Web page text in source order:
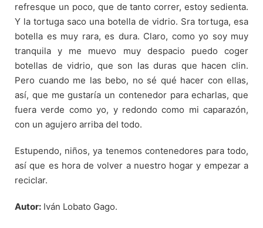
refresque un poco, que de tanto correr, estoy sedienta.
Y la tortuga saco una botella de vidrio. Sra tortuga, esa
botella es muy rara, es dura. Claro, como yo soy muy
tranquila y me muevo muy despacio puedo coger
botellas de vidrio, que son las duras que hacen clin.
Pero cuando me las bebo, no sé qué hacer con ellas,
así, que me gustaría un contenedor para echarlas, que
fuera verde como yo, y redondo como mi caparazón,
con un agujero arriba del todo.
Estupendo, niños, ya tenemos contenedores para todo,
así que es hora de volver a nuestro hogar y empezar a
reciclar.
Autor: Iván Lobato Gago.